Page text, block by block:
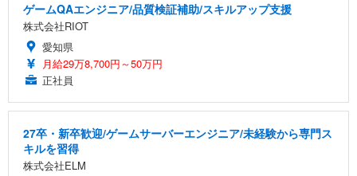
ゲームQAエンジニア/品質検証補助/スキルアップ支援
株式会社RIOT
愛知県
月給29万8,700円～50万円
正社員
27卒・新卒歓迎/ゲームサーバーエンジニア/未経験から専門ス
キルを習得
株式会社ELM